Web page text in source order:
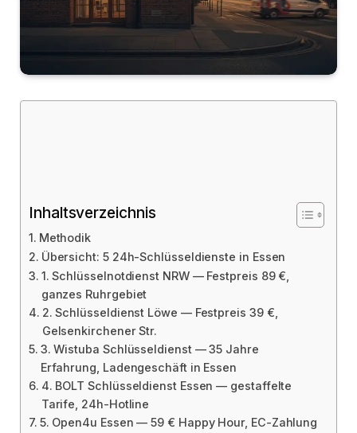
Inhaltsverzeichnis
Methodik
Übersicht: 5 24h-Schlüsseldienste in Essen
1. Schlüsselnotdienst NRW — Festpreis 89 €,
ganzes Ruhrgebiet
2. Schlüsseldienst Löwe — Festpreis 39 €,
Gelsenkirchener Str.
3. Wistuba Schlüsseldienst — 35 Jahre
Erfahrung, Ladengeschäft in Essen
4. BOLT Schlüsseldienst Essen — gestaffelte
Tarife, 24h-Hotline
5. Open4u Essen — 59 € Happy Hour, EC-Zahlung